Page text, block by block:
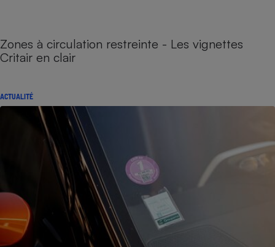
Zones à circulation restreinte - Les vignettes
Critair en clair
ACTUALITÉ